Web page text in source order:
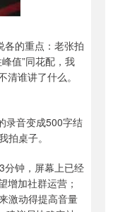
的重点：老张拍
值”同花配，我
谁讲了什么。
录音变成500字结
桌子。
分钟，屏幕上已经
增加社群运营；
激动得提高音量